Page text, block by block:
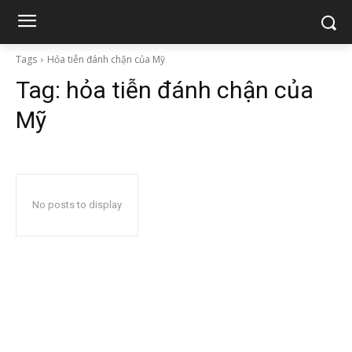
Tags Hỏa tiễn đánh chận của Mỹ
Tag: hỏa tiễn đánh chận của
Mỹ
No posts to display